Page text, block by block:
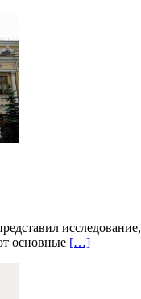
основные […]